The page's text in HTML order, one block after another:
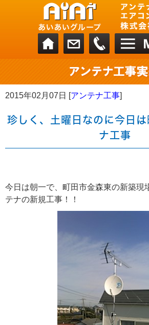
2015年02月07日 [アンテナ工事]
珍しく、土曜日なのに今日
ナ工事
今日は朝一で、町田市金森東の新築現
テナの新規工事！！